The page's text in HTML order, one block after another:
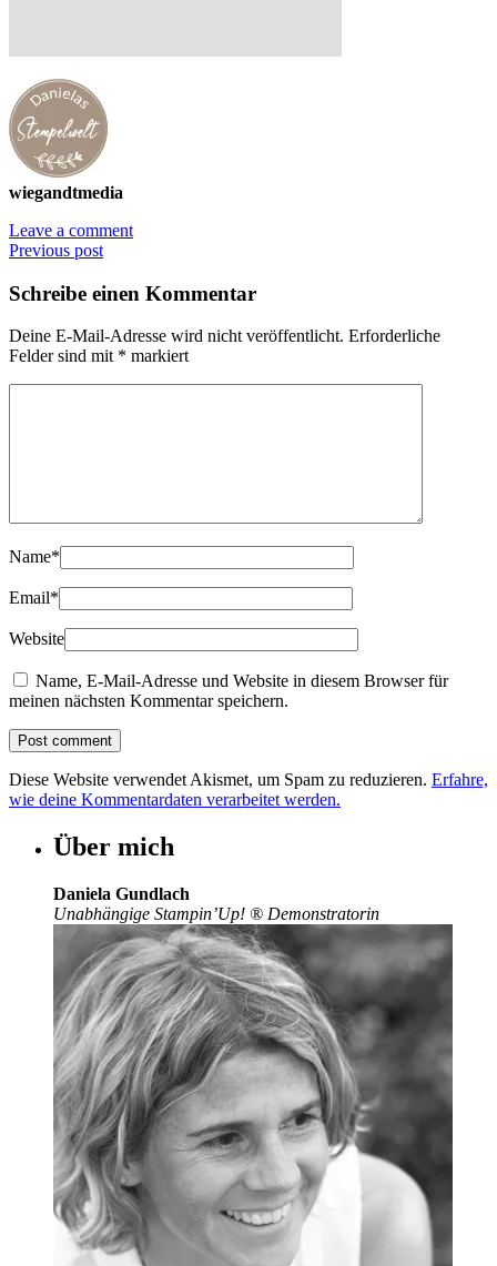
wiegandtmedia
Leave a comment
Previous post
Schreibe einen Kommentar
Deine E-Mail-Adresse wird nicht veröffentlicht. Erforderliche
Felder sind mit * markiert
Name*
Email*
Website
Name, E-Mail-Adresse und Website in diesem Browser für
meinen nächsten Kommentar speichern.
Diese Website verwendet Akismet, um Spam zu reduzieren. Erfahre,
wie deine Kommentardaten verarbeitet werden.
Über mich
Daniela Gundlach
Unabhängige Stampin’Up! ® Demonstratorin